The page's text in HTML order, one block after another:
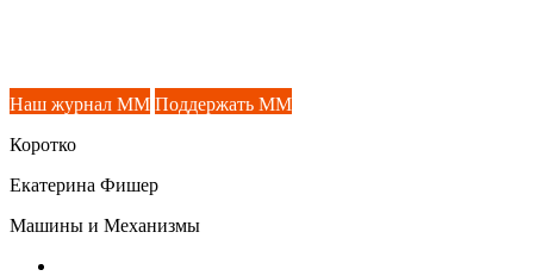
Наш журнал ММ Поддержать ММ
Коротко
Екатерина Фишер
Машины и Механизмы